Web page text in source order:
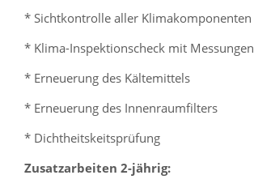
* Sichtkontrolle aller Klimakomponenten
* Klima-Inspektionscheck mit Messungen
* Erneuerung des Kältemittels
* Erneuerung des Innenraumfilters
* Dichtheitskeitsprüfung
Zusatzarbeiten 2-jährig: